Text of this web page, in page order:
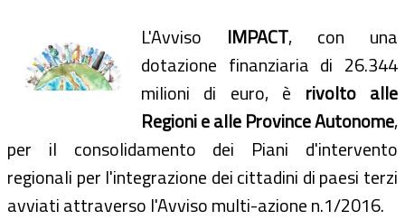
L'Avviso IMPACT, con una
dotazione finanziaria di 26.344
milioni di euro, è rivolto alle
Regioni e alle Province Autonome,
per il consolidamento dei Piani d'intervento
regionali per l'integrazione dei cittadini di paesi terzi
avviati attraverso l'Avviso multi-azione n.1/2016.